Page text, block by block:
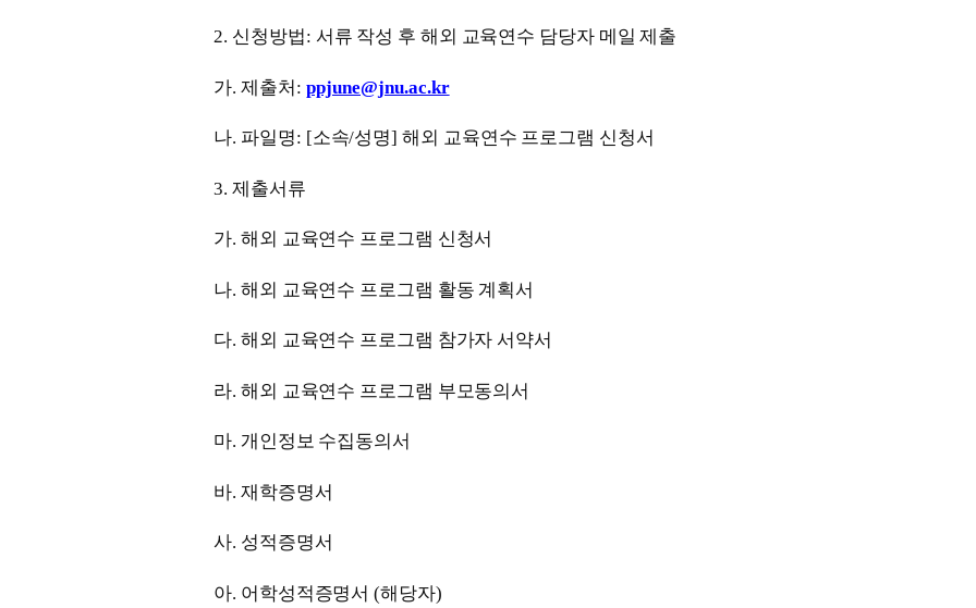
2. 신청방법: 서류 작성 후 해외 교육연수 담당자 메일 제출
가. 제출처 : ppjune@jnu.ac.kr
나. 파일명: [소속/성명]해외 교육연수 프로그램 신청서
3. 제출서류
가. 해외 교육연수 프로그램 신청서
나. 해외 교육연수 프로그램 활동 계획서
다. 해외 교육연수 프로그램 참가자 서약서
라. 해외 교육연수 프로그램 부모동의서
마. 개인정보 수집동의서
바. 재학증명서
사. 성적증명서
아. 어학성적증명서(해당자)